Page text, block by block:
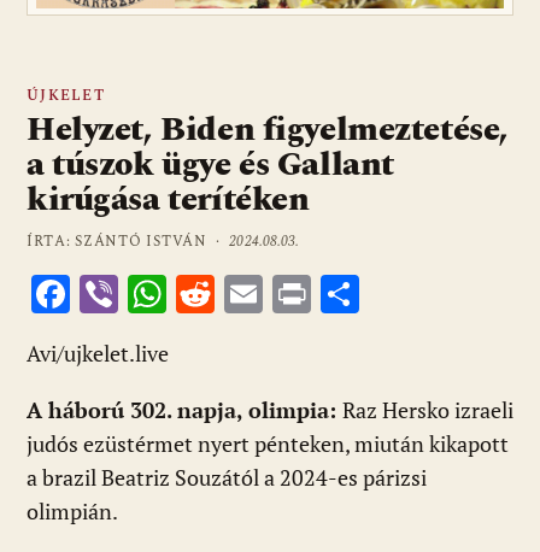
ÚJKELET
Helyzet, Biden figyelmeztetése,
a túszok ügye és Gallant
kirúgása terítéken
ÍRTA: SZÁNTÓ ISTVÁN ·2024.08.03.
F
ac
e
b
o
o
k
Vi
b
er
W
at
s
A
p
R
di
t
E
l
Pr
m
e
g
Avi/ujkelet.live
A háború 302. napja, olimpia: Raz Hersko izraeli
judós ezüstérmet nyert pénteken, miután kikapott
a brazil Beatriz Souzától a 2024-es párizsi
olimpián.